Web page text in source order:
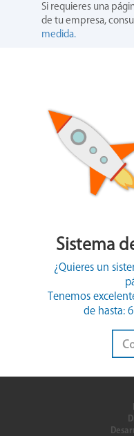
Si requieres una
de tu empresa,
medida.
Sistema
¿Quieres un
Tenemos
de hasta: